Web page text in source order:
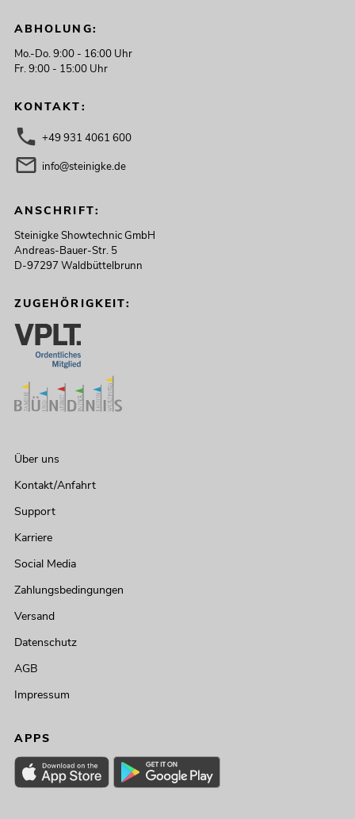
ABHOLUNG:
Mo.-Do. 9:00 - 16:00 Uhr
Fr. 9:00 - 15:00 Uhr
KONTAKT:
+49 931 4061 600
info@steinigke.de
ANSCHRIFT:
Steinigke Showtechnic GmbH
Andreas-Bauer-Str. 5
D-97297 Waldbüttelbrunn
ZUGEHÖRIGKEIT:
Über uns
Kontakt/Anfahrt
Support
Karriere
Social Media
Zahlungsbedingungen
Versand
Datenschutz
AGB
Impressum
APPS